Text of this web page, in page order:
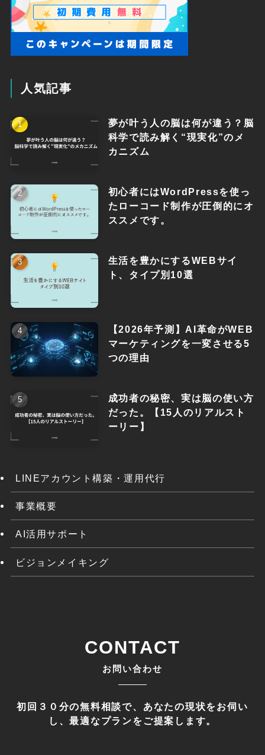
人気記事
夢が叶う人の脳は何が違う？脳
科学で読み解く“現実化”のメ
カニズム
初心者にはWordPressを使っ
たローコード制作が圧倒的にオ
ススメです。
生活を豊かにするWEBサイ
ト、タイプ別10選
【2026年予測】AI革命がWEB
マーケティングを一変させる5
つの理由
成功者の秘密、実は脳の使い方
だった。【15人のリアルスト
ーリー】
LINEアカウント構築・運用代行
事業概要
AI活用サポート
ビジョンメイキング
CONTACT
お問い合わせ
初回３０分の無料相談で、あなたの現状をお伺い
し、最適なプランをご提案します。